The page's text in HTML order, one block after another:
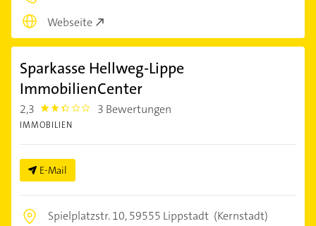
Webseite
Sparkasse Hellweg-Lippe
ImmobilienCenter
2,3 2.3 3 Bewertungen
IMMOBILIEN
E-Mail
Spielplatzstr. 10,59555 Lippstadt (Kernstadt)